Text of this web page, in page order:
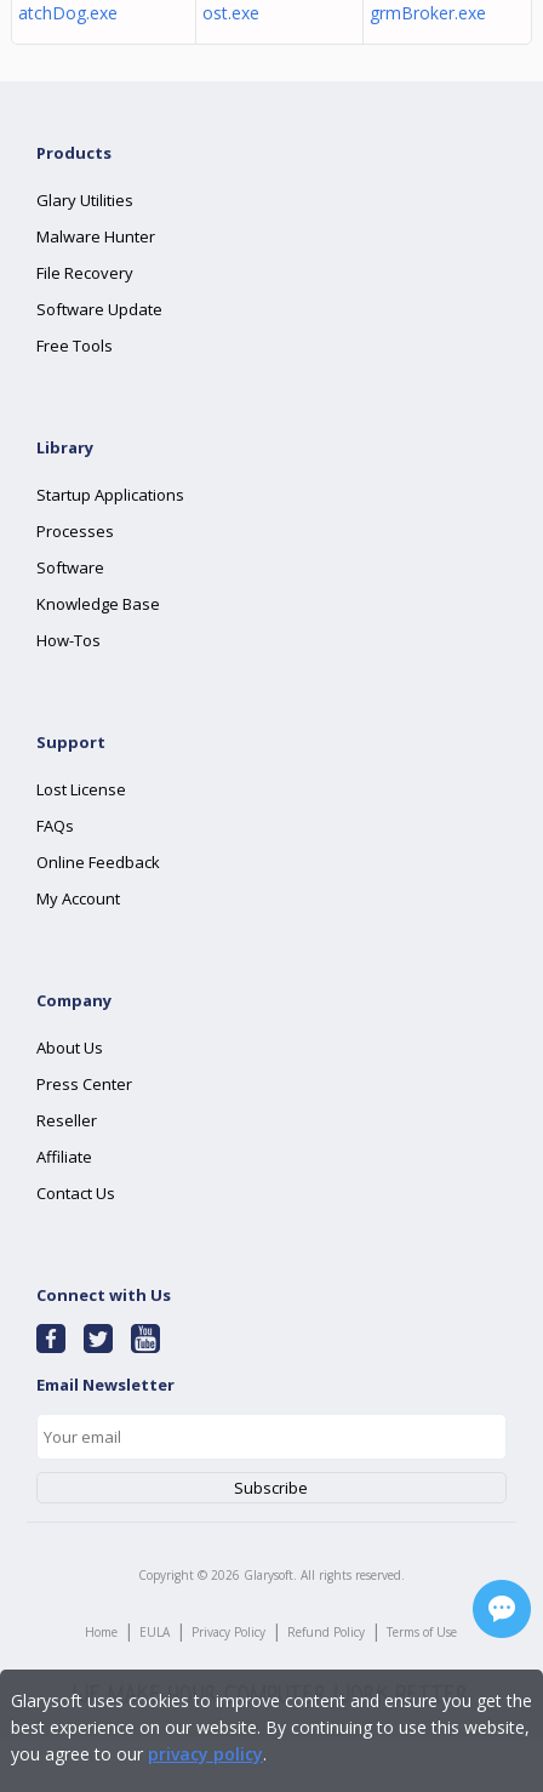
atchDog.exe
ost.exe
grmBroker.exe
Products
Glary Utilities
Malware Hunter
File Recovery
Software Update
Free Tools
Library
Startup Applications
Processes
Software
Knowledge Base
How-Tos
Support
Lost License
FAQs
Online Feedback
My Account
Company
About Us
Press Center
Reseller
Affiliate
Contact Us
Connect with Us
Email Newsletter
Copyright © 2026 Glarysoft. All rights reserved.
Home | EULA | Privacy Policy | Refund Policy | Terms of Use
Glarysoft uses cookies to improve content and ensure you get the
best experience on our website. By continuing to use this website,
you agree to our privacy policy.